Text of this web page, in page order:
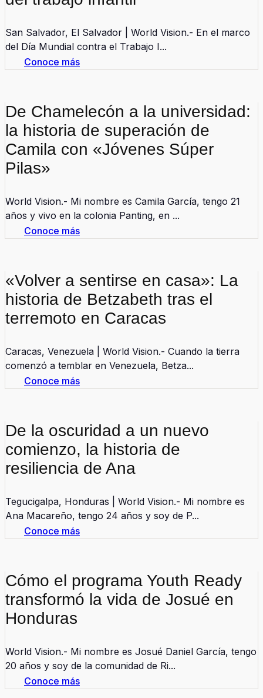
San Salvador, El Salvador | World Vision.- En el marco
del Día Mundial contra el Trabajo I...
Conoce más
De Chamelecón a la universidad:
la historia de superación de
Camila con «Jóvenes Súper
Pilas»
World Vision.- Mi nombre es Camila García, tengo 21
años y vivo en la colonia Panting, en ...
Conoce más
«Volver a sentirse en casa»: La
historia de Betzabeth tras el
terremoto en Caracas
Caracas, Venezuela | World Vision.- Cuando la tierra
comenzó a temblar en Venezuela, Betza...
Conoce más
De la oscuridad a un nuevo
comienzo, la historia de
resiliencia de Ana
Tegucigalpa, Honduras | World Vision.- Mi nombre es
Ana Macareño, tengo 24 años y soy de P...
Conoce más
Cómo el programa Youth Ready
transformó la vida de Josué en
Honduras
World Vision.- Mi nombre es Josué Daniel García, tengo
20 años y soy de la comunidad de Ri...
Conoce más